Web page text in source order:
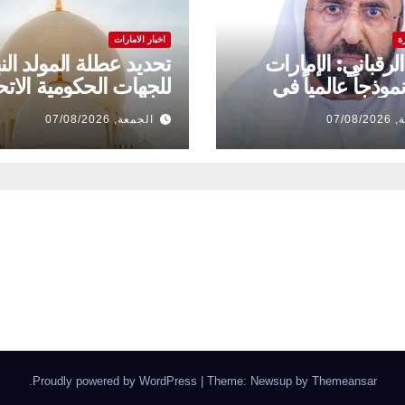
الإمارات
عالمياً في
والتضامن الإنساني
اخبار الامارات
تحديد عطلة المولد
للجهات الحكومية
والقطاع الخاص
الجمعة, 07/08/2026
Proudly powered by WordPress Theme: Newsup by Themeansar
.